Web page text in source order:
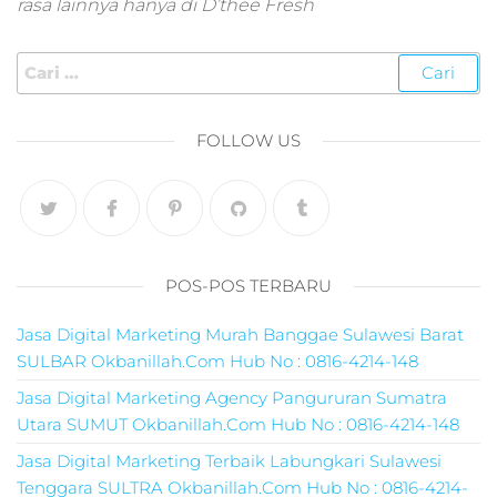
jam pahami digital
marketing untuk
jam pahami digital
agency,para
marketing
digital,online
digital,digital
marketing
sms,promosi
digital,promosi
rasa lainnya hanya di D’thee Fresh
FOLLOW US
POS-POS TERBARU
Jasa Digital Marketing Murah Banggae Sulawesi Barat
SULBAR Okbanillah.Com Hub No : 0816-4214-148
Jasa Digital Marketing Agency Pangururan Sumatra
Utara SUMUT Okbanillah.Com Hub No : 0816-4214-148
Jasa Digital Marketing Terbaik Labungkari Sulawesi
Tenggara SULTRA Okbanillah.Com Hub No : 0816-4214-